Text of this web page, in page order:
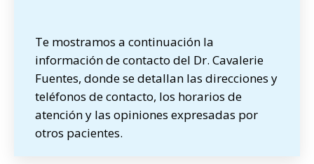
Te mostramos a continuación la
información de contacto del Dr. Cavalerie
Fuentes, donde se detallan las direcciones y
teléfonos de contacto, los horarios de
atención y las opiniones expresadas por
otros pacientes.